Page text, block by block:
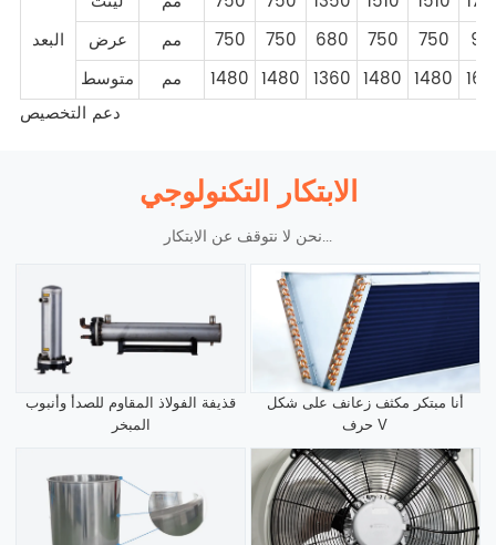
البعد
عرض
مم 750 750 680 750 750
متوسط
مم 1480 1480 1360 1480 1480
دعم التخصيص
الابتكار التكنولوجي
نحن لا نتوقف عن الابتكار...
قذيفة الفولاذ المقاوم للصدأ وأنبوب
المبخر
أنا مبتكر مكثف زعانف على شكل
حرف V